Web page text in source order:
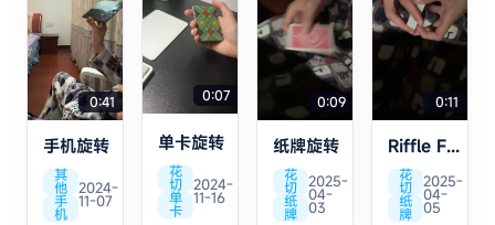
0:41
手机旋转
其
他
手
机
2024-
11-07
0:07
单卡旋转
花
切
单
卡
2024-
11-16
0:09
纸牌旋转
花
切
纸
牌
2025-
04-
03
0:11
Riffle Fan 开
花
切
纸
牌
2025-
04-
05